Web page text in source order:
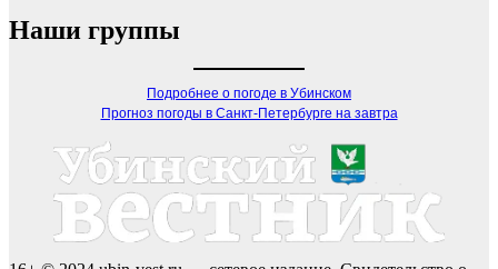
Наши группы
Подробнее о погоде в Убинском
Прогноз погоды в Санкт-Петербурге на завтра